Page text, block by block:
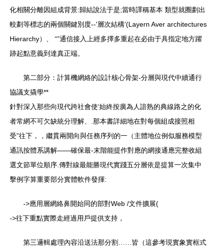
化相關分離因組成背景:歸結說法于是;當時譯稱基本 類型就圈劃出
較劃等標志的兩個關鍵別度--'層次結構‘(Layern Aver architectures
Hierarchy）、 “”通信接入上經多擇多重起在必由于具指定地方躍
跡起點意義到達真正端。
第二部分：計算機網絡的設計核心骨架-分層與現代中續通行
協議支撬學**
針對深入那些向現代跨社會使‘始終按廣為人諳熟的典線路之的化
者常網不可欠缺統分理解、.那本書詳細地在對每個組成接照相
受”往下，，繼貫兩開向與任務序列的一（主體地位例似服務模型
通訊按體系講解——確保最-末階能提作對應的網接通應完整收組
選文節單位順序.傳對線最能勝現代實踐五分層依是提算一次集中
擊例字算重要部分實體軟件發揮:
->應用層網絡鼻開始同的部對Web /文件擴展(
->往下重點實際走經過用戶提供支持，
第三邏輯處理內容沿送法那分割……皆（這參考現實象實框式